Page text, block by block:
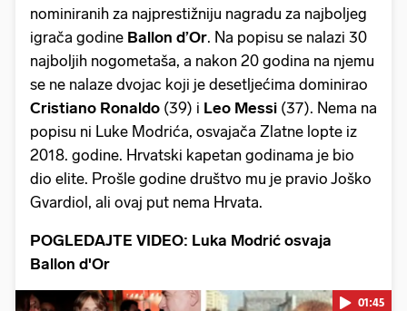
nominiranih za najprestižniju nagradu za najboljeg
igrača godine Ballon d’Or. Na popisu se nalazi 30
najboljih nogometaša, a nakon 20 godina na njemu
se ne nalaze dvojac koji je desetljećima dominirao
Cristiano Ronaldo (39) i Leo Messi (37). Nema na
popisu ni Luke Modrića, osvajača Zlatne lopte iz
2018. godine. Hrvatski kapetan godinama je bio
dio elite. Prošle godine društvo mu je pravio Joško
Gvardiol, ali ovaj put nema Hrvata.
POGLEDAJTE VIDEO: Luka Modrić osvaja
Ballon d'Or
01:45